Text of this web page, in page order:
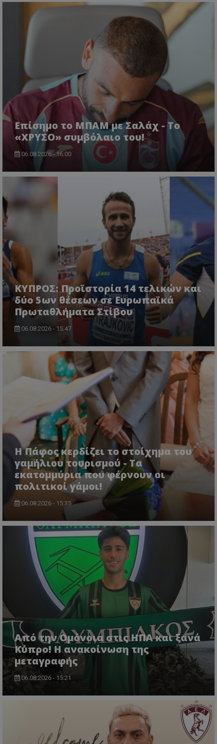
Επίσημο το ΜΠΑΜ με Σαλάχ - Το
«ΧΡΥΣΟ» συμβόλαιο του!
06.08.2026 - 16:00
ΚΥΠΡΟΣ: Προϊστορία 14 τελικών και
δύο 5ων θέσεων σε Ευρωπαϊκά
Πρωταθλήματα Στίβου
06.08.2026 - 15:47
Η Πάφος κερδίζει το στοίχημα του
γαμήλιου τουρισμού - Τα
εκατομμύρια που φέρνουν οι
πολιτικοί γάμοι!
06.08.2026 - 15:35
Από την Ομόνοια στις ΗΠΑ και ξανά
Κύπρο! Η ανακοίνωση της
μεταγραφής
06.08.2026 - 15:21